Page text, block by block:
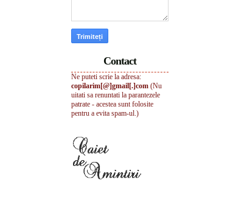
Contact
Ne puteti scrie la adresa:
copilarim[@]gmail[.]com (Nu
uitati sa renuntati la parantezele
patrate - acestea sunt folosite
pentru a evita spam-ul.)